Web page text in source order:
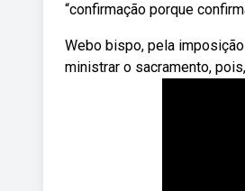
“confirmação porque
Webo bispo, pela
ministrar o sacramento,